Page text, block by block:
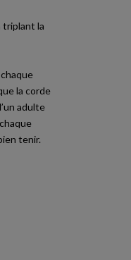
triplant la
la corde
adulte
tenir.